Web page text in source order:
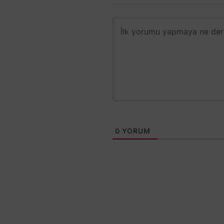
0 YORUM